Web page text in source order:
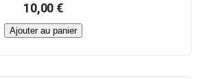
10,00 €
Ajouter au panier